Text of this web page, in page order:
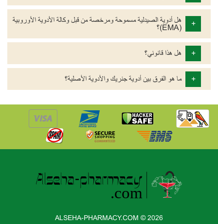
هل أدوية الصيدلية مسموحة ومرخصة من قبل وكالة الأدوية الأوروبية
(EMA)؟
+
هل هذا قانوني؟ +
ما هو الفرق بين أدوية جنريك والأدوية الأصلية؟ +
ALSEHA-PHARMACY.COM © 2026